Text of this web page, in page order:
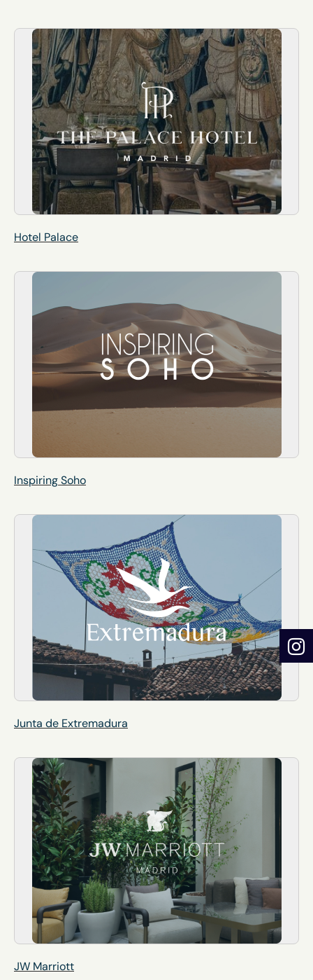
Hotel Palace
Inspiring Soho
Junta de Extremadura
JW Marriott